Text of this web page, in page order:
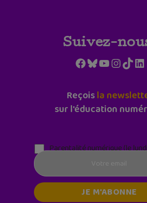
Suivez-
Facebook
Bluesky
YouTube
TikTok
Reçoisla
sur l'éducation
Parentalité numérique (le